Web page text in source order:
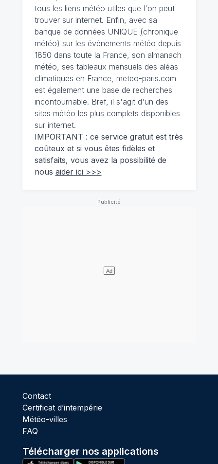
tous les liens météo utiles que l'on peut
trouver sur internet. Enfin, avec sa
banque de données UNIQUE (chronique
météo) sur les événements météo depuis
1850 dans toute la France, son almanach
météo, ses tableaux mensuels des aléas
climatiques en France, meteo-paris.com
est également une base de recherches
incontournable. Bref, il s'agit d'un des
sites météo les plus complets disponibles
sur internet.
IMPORTANT : ce service gratuit est très
coûteux et si vous êtes fidèles et
satisfaits, vous avez la possibilité de
nous aider ici >>>
Contact
Certificat d’intempérie
Météo-villes
FAQ
Télécharger nos applications